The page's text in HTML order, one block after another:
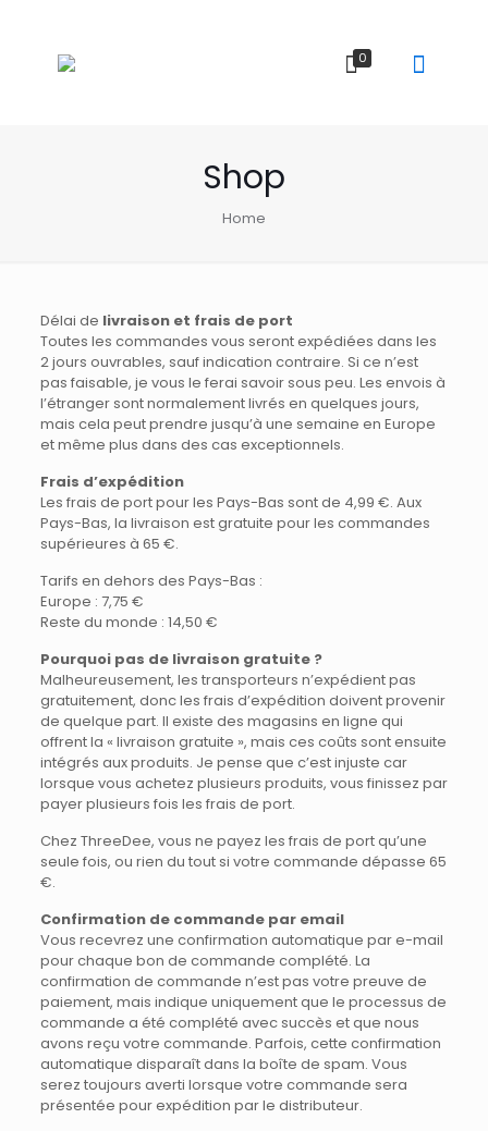
0
Shop
Home
Délai de livraison et frais de port
Toutes les commandes vous seront expédiées dans les
2 jours ouvrables, sauf indication contraire. Si ce n’est
pas faisable, je vous le ferai savoir sous peu. Les envois à
l’étranger sont normalement livrés en quelques jours,
mais cela peut prendre jusqu’à une semaine en Europe
et même plus dans des cas exceptionnels.
Frais d’expédition
Les frais de port pour les Pays-Bas sont de 4,99 €. Aux
Pays-Bas, la livraison est gratuite pour les commandes
supérieures à 65 €.
Tarifs en dehors des Pays-Bas :
Europe : 7,75 €
Reste du monde : 14,50 €
Pourquoi pas de livraison gratuite ?
Malheureusement, les transporteurs n’expédient pas
gratuitement, donc les frais d’expédition doivent provenir
de quelque part. Il existe des magasins en ligne qui
offrent la « livraison gratuite », mais ces coûts sont ensuite
intégrés aux produits. Je pense que c’est injuste car
lorsque vous achetez plusieurs produits, vous finissez par
payer plusieurs fois les frais de port.
Chez ThreeDee, vous ne payez les frais de port qu’une
seule fois, ou rien du tout si votre commande dépasse 65
€.
Confirmation de commande par email
Vous recevrez une confirmation automatique par e-mail
pour chaque bon de commande complété. La
confirmation de commande n’est pas votre preuve de
paiement, mais indique uniquement que le processus de
commande a été complété avec succès et que nous
avons reçu votre commande. Parfois, cette confirmation
automatique disparaît dans la boîte de spam. Vous
serez toujours averti lorsque votre commande sera
présentée pour expédition par le distributeur.